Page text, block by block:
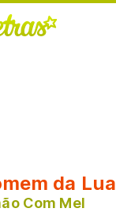
da Lua
Com Mel